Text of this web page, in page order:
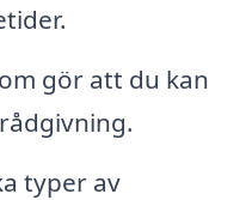
gör att du kan
typer av